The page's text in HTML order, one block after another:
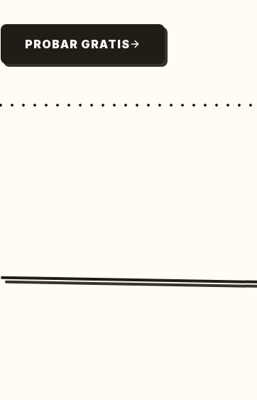
PROBAR GRATIS